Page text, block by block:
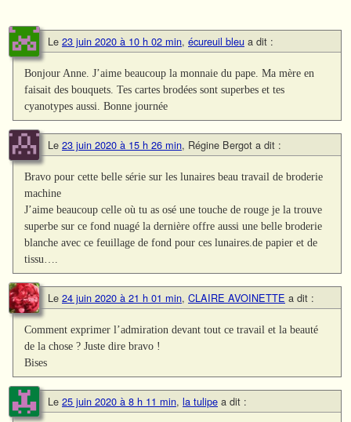
Le 23 juin 2020 à 10 h 02 min, écureuil bleu a dit :
Bonjour Anne. J’aime beaucoup la monnaie du pape. Ma mère en
faisait des bouquets. Tes cartes brodées sont superbes et tes
cyanotypes aussi. Bonne journée
Le 23 juin 2020 à 15 h 26 min, Régine Bergot a dit :
Bravo pour cette belle série sur les lunaires beau travail de broderie
machine
J’aime beaucoup celle où tu as osé une touche de rouge je la trouve
superbe sur ce fond nuagé la dernière offre aussi une belle broderie
blanche avec ce feuillage de fond pour ces lunaires.de papier et de
tissu….
Le 24 juin 2020 à 21 h 01 min, CLAIRE AVOINETTE a dit :
Comment exprimer l’admiration devant tout ce travail et la beauté
de la chose ? Juste dire bravo !
Bises
Le 25 juin 2020 à 8 h 11 min, la tulipe a dit :